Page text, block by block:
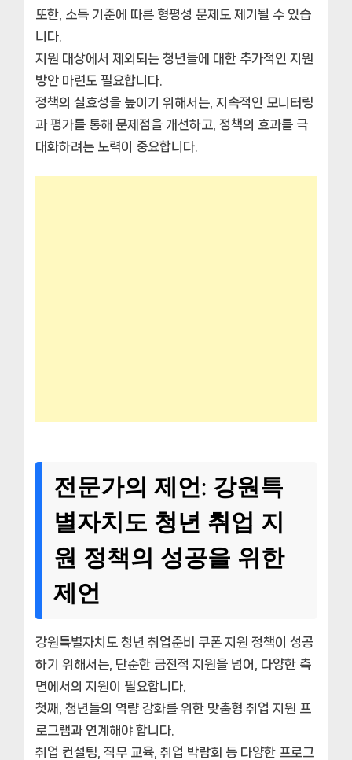
또한, 소득 기준에 따른 형평성 문제도 제기될 수 있습
니다.
지원 대상에서 제외되는 청년들에 대한 추가적인 지원
방안 마련도 필요합니다.
정책의 실효성을 높이기 위해서는, 지속적인 모니터링
과 평가를 통해 문제점을 개선하고, 정책의 효과를 극
대화하려는 노력이 중요합니다.
전문가의 제언: 강원특
별자치도 청년 취업 지
원 정책의 성공을 위한
제언
강원특별자치도 청년 취업준비 쿠폰 지원 정책이 성공
하기 위해서는, 단순한 금전적 지원을 넘어, 다양한 측
면에서의 지원이 필요합니다.
첫째, 청년들의 역량 강화를 위한 맞춤형 취업 지원 프
로그램과 연계해야 합니다.
취업 컨설팅, 직무 교육, 취업 박람회 등 다양한 프로그